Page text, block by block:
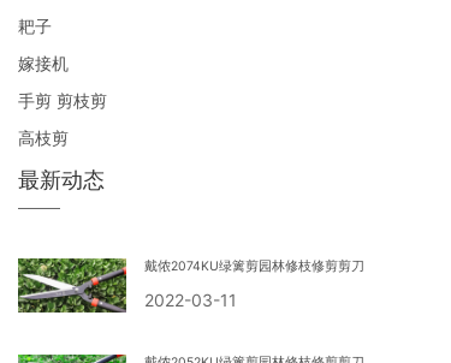
耙子
嫁接机
手剪 剪枝剪
高枝剪
最新动态
戴侬2074KU绿篱剪园林修枝修剪剪刀
2022-03-11